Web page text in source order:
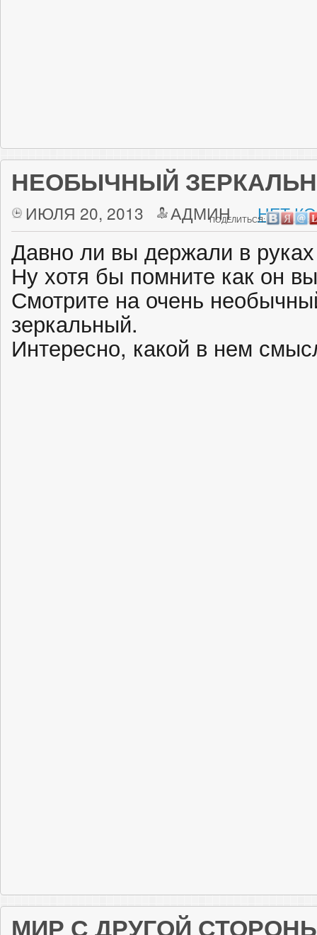
НЕОБЫЧНЫЙ
ИЮЛЯ 20, 2013 АДМИН НЕТ
ПОДЕЛИТЬСЯ:
Давно ли вы держали в
Ну хотя бы помните как он
Смотрите на очень
зеркальный.
Интересно, какой в нем
МИР С ДРУГОЙ